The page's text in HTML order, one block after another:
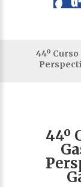
44º
44º